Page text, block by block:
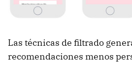
Las técnicas de filtrado
recomendaciones menos